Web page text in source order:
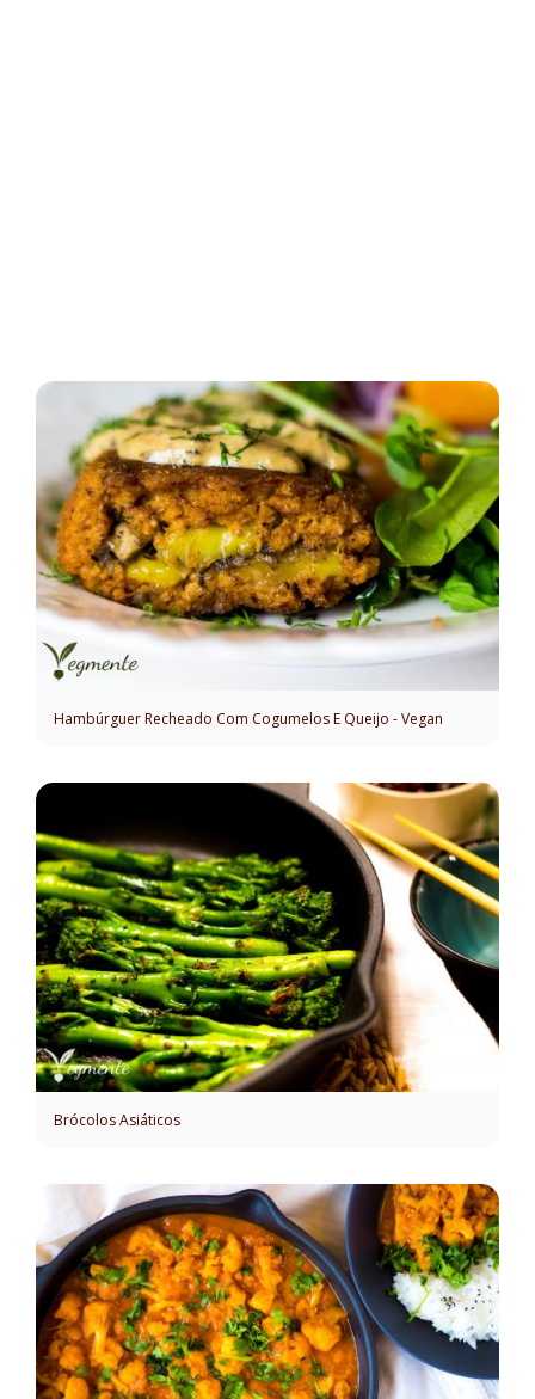
Hambúrguer Recheado Com Cogumelos E Queijo - Vegan
Brócolos Asiáticos